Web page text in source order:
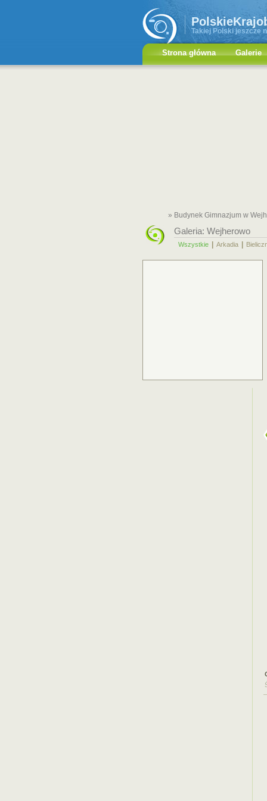
Takiej Polski jeszcze
Strona główna Galerie
» Budynek Gimnazjum w
Galeria: Wejherowo
Wszystkie Arkadia